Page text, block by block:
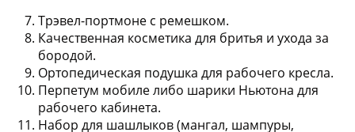
Трэвел-портмоне с ремешком.
Качественная косметика для бритья и ухода за
бородой.
Ортопедическая подушка для рабочего кресла.
Перпетум мобиле либо шарики Ньютона для
рабочего кабинета.
Набор для шашлыков (мангал, шампуры,